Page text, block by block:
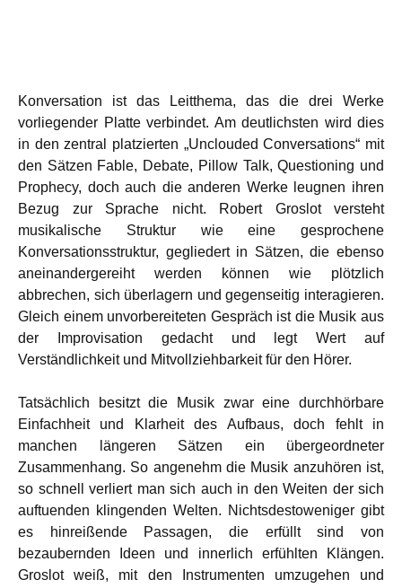
Konversation ist das Leitthema, das die drei Werke
vorliegender Platte verbindet. Am deutlichsten wird dies
in den zentral platzierten „Unclouded Conversations“ mit
den Sätzen Fable, Debate, Pillow Talk, Questioning und
Prophecy, doch auch die anderen Werke leugnen ihren
Bezug zur Sprache nicht. Robert Groslot versteht
musikalische Struktur wie eine gesprochene
Konversationsstruktur, gegliedert in Sätzen, die ebenso
aneinandergereiht werden können wie plötzlich
abbrechen, sich überlagern und gegenseitig interagieren.
Gleich einem unvorbereiteten Gespräch ist die Musik aus
der Improvisation gedacht und legt Wert auf
Verständlichkeit und Mitvollziehbarkeit für den Hörer.
Tatsächlich besitzt die Musik zwar eine durchhörbare
Einfachheit und Klarheit des Aufbaus, doch fehlt in
manchen längeren Sätzen ein übergeordneter
Zusammenhang. So angenehm die Musik anzuhören ist,
so schnell verliert man sich auch in den Weiten der sich
auftuenden klingenden Welten. Nichtsdestoweniger gibt
es hinreißende Passagen, die erfüllt sind von
bezaubernden Ideen und innerlich erfühlten Klängen.
Groslot weiß, mit den Instrumenten umzugehen und